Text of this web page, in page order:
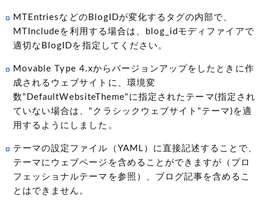
MTEntriesなどのBlogIDが変化するタグの内部で、
MTIncludeを利用する場合は、blog_idモディファイアで
適切なBlogIDを指定してください。
Movable Type 4.xからバージョンアップをしたときに作
成されるウェブサイトに、環境変
数"DefaultWebsiteTheme"に指定されたテーマ(指定され
ていない場合は、"クラシックウェブサイト"テーマ)を適
用するようにしました。
テーマの設定ファイル（YAML）に直接記述することで、
テーマにウェブページを含めることができますが（プロ
フェッショナルテーマを参照）、ブログ記事を含めるこ
とはできません。